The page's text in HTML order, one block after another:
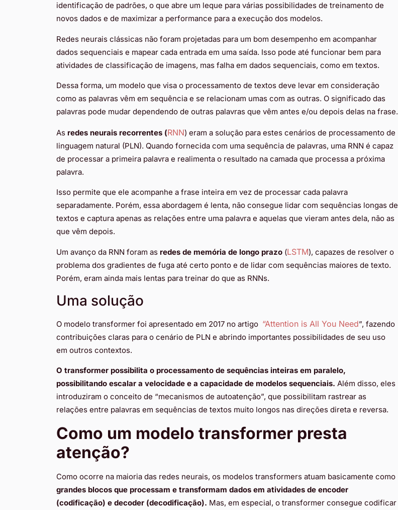
identificação de padrões, o que abre um leque para várias possibilidades de treinamento de
novos dados e de maximizar a performance para a execução dos modelos.
Redes neurais clássicas não foram projetadas para um bom desempenho em acompanhar
dados sequenciais e mapear cada entrada em uma saída. Isso pode até funcionar bem para
atividades de classificação de imagens, mas falha em dados sequenciais, como em textos.
Dessa forma, um modelo que visa o processamento de textos deve levar em consideração
como as palavras vêm em sequência e se relacionam umas com as outras. O significado das
palavras pode mudar dependendo de outras palavras que vêm antes e/ou depois delas na frase.
As redes neurais recorrentes (RNN) eram a solução para estes cenários de processamento de
linguagem natural (PLN). Quando fornecida com uma sequência de palavras, uma RNN é capaz
de processar a primeira palavra e realimenta o resultado na camada que processa a próxima
palavra.
Isso permite que ele acompanhe a frase inteira em vez de processar cada palavra
separadamente. Porém, essa abordagem é lenta, não consegue lidar com sequências longas de
textos e captura apenas as relações entre uma palavra e aquelas que vieram antes dela, não as
que vêm depois.
Um avanço da RNN foram as redes de memória de longo prazo (LSTM), capazes de resolver o
problema dos gradientes de fuga até certo ponto e de lidar com sequências maiores de texto.
Porém, eram ainda mais lentas para treinar do que as RNNs.
Uma solução
O modelo transformer foi apresentado em 2017 no artigo “Attention is All You Need”, fazendo
contribuições claras para o cenário de PLN e abrindo importantes possibilidades de seu uso
em outros contextos.
O transformer possibilita o processamento de sequências inteiras em paralelo,
possibilitando escalar a velocidade e a capacidade de modelos sequenciais. Além disso, eles
introduziram o conceito de “mecanismos de autoatenção”, que possibilitam rastrear as
relações entre palavras em sequências de textos muito longos nas direções direta e reversa.
Como um modelo transformer presta
atenção?
Como ocorre na maioria das redes neurais, os modelos transformers atuam basicamente como
grandes blocos que processam e transformam dados em atividades de encoder
(codificação) e decoder (decodificação). Mas, em especial, o transformer consegue codificar